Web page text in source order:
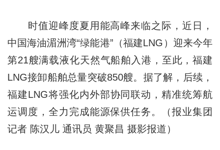
时值迎峰度夏用能高峰来临之际，近日，
中国海油湄洲湾“绿能港”（福建LNG）迎来今年
第21艘满载液化天然气船舶入港，至此，福建
LNG接卸船舶总量突破850艘。据了解，后续，
福建LNG将强化内外部协同联动，精准统筹航
运调度，全力完成能源保供任务。（报业集团
记者 陈汉儿 通讯员 黄聚昌 摄影报道）